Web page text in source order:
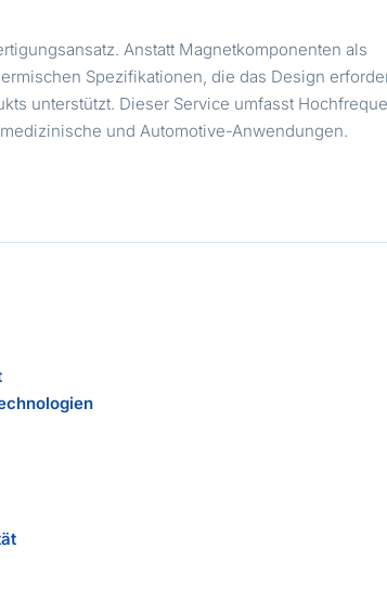
Anstatt Magnetkomponenten als
Spezifikationen, die das Design
unterstützt. Dieser Service umfasst
und Automotive-Anwendungen.